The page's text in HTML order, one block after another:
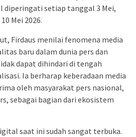
diperingati setiap tanggal 3 Mei,
Mei 2026.
Firdaus menilai fenomena media
baru dalam dunia pers dan
dapat dihindari di tengah
Ia berharap keberadaan media
oleh masyarakat pers nasional,
sebagai bagian dari ekosistem
saat ini sudah sangat terbuka.